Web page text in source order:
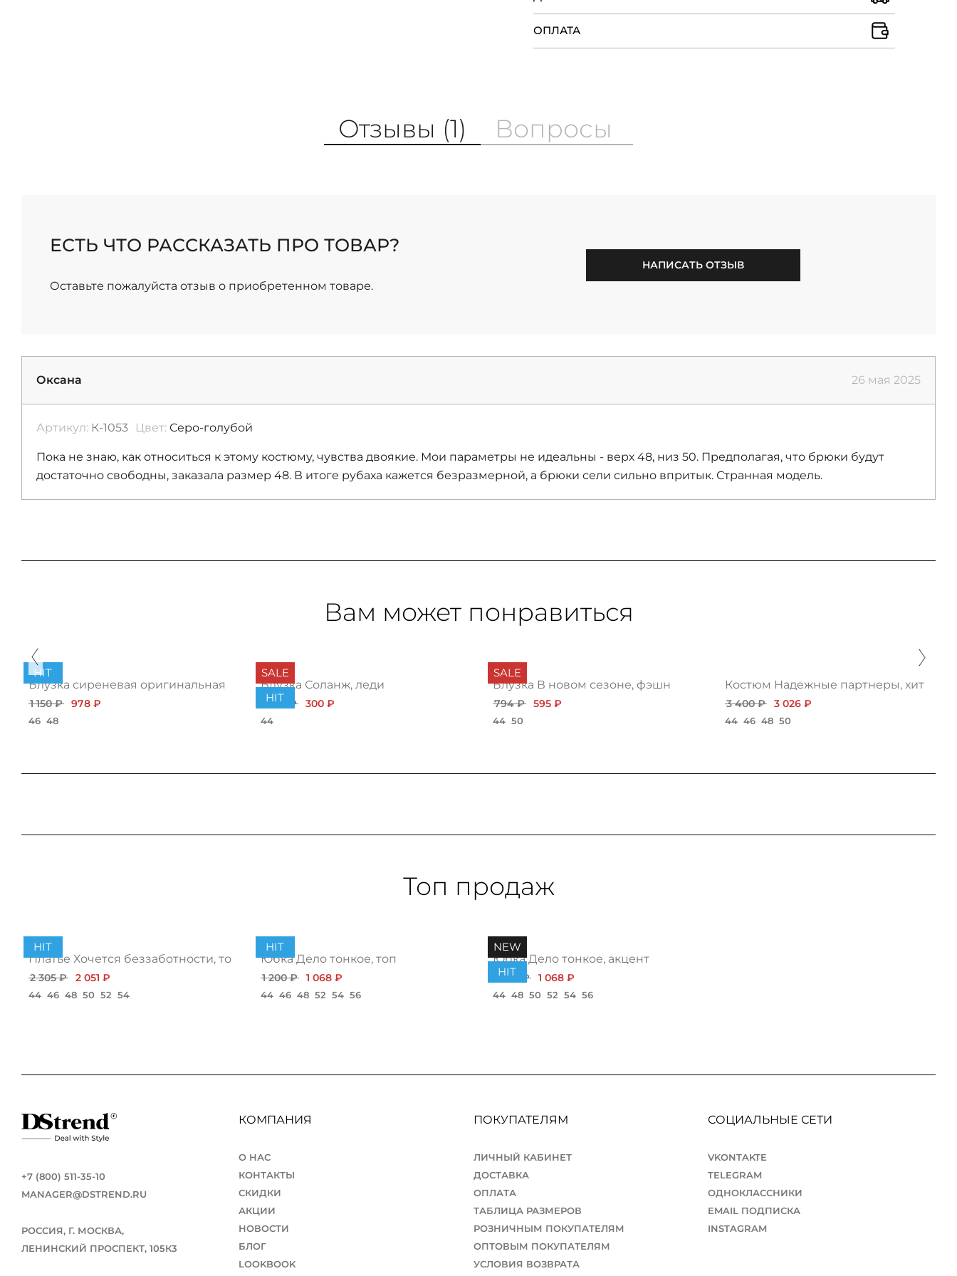
ОПЛАТА
Отзывы (1) Вопросы
ЕСТЬ ЧТО РАССКАЗАТЬ ПРО ТОВАР?
Оставьте пожалуйста отзыв о приобретенном товаре.
НАПИСАТЬ ОТЗЫВ
Оксана 26 мая 2025
Артикул: К-1053 Цвет: Серо-голубой
Пока не знаю, как относиться к этому костюму, чувства двоякие. Мои параметры не идеальны - верх 48, низ 50. Предполагая, что брюки будут
достаточно свободны, заказала размер 48. В итоге рубаха кажется безразмерной, а брюки сели сильно впритык. Странная модель.
Вам может понравиться
HIT
Блузка сиреневая оригинальная
1 150 ₽ 978 ₽
46 48
SALE
HIT
Блузка Соланж, леди
1 032 ₽ 300 ₽
44
SALE
Блузка В новом сезоне, фэшн
794 ₽ 595 ₽
44 50
Костюм Надежные партнеры, хит
3 400 ₽ 3 026 ₽
44 46 48 50
Топ продаж
HIT
Платье Хочется беззаботности, топ
2 305 ₽ 2 051 ₽
44 46 48 50 52 54
HIT
Юбка Дело тонкое, топ
1 200 ₽ 1 068 ₽
44 46 48 52 54 56
NEW
HIT
Юбка Дело тонкое, акцент
1 200 ₽ 1 068 ₽
44 48 50 52 54 56
+7 (800) 511-35-10
MANAGER@DSTREND.RU
РОССИЯ, Г. МОСКВА,
ЛЕНИНСКИЙ ПРОСПЕКТ, 105К3
КОМПАНИЯ
О НАС
КОНТАКТЫ
СКИДКИ
АКЦИИ
НОВОСТИ
БЛОГ
LOOKBOOK
ПОКУПАТЕЛЯМ
ЛИЧНЫЙ КАБИНЕТ
ДОСТАВКА
ОПЛАТА
ТАБЛИЦА РАЗМЕРОВ
РОЗНИЧНЫМ ПОКУПАТЕЛЯМ
ОПТОВЫМ ПОКУПАТЕЛЯМ
УСЛОВИЯ ВОЗВРАТА
СОЦИАЛЬНЫЕ СЕТИ
VKONTAKTE
TELEGRAM
ОДНОКЛАССНИКИ
EMAIL ПОДПИСКА
INSTAGRAM